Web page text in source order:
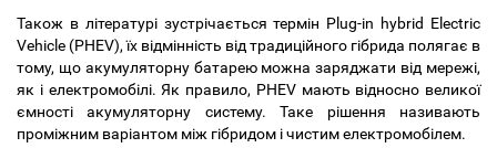
Також в літературі зустрічається термін Plug-in hybrid Electric
Vehicle (PHEV), їх відмінність від традиційного гібрида полягає в
тому, що акумуляторну батарею можна заряджати від мережі,
як і електромобілі. Як правило, PHEV мають відносно великої
ємності акумуляторну систему. Таке рішення називають
проміжним варіантом між гібридом і чистим електромобілем.